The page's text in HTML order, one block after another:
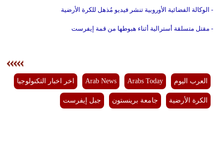
- الوكالة الفضائية الأوروبية تنشر فيديو مُذهل للكرة الأرضية
- مقتل متسلقة أسترالية أثناء هبوطها من قمة إيفرست
العرب اليوم Arabs Today
Arab News اخر اخبار التكنولوجيا
الكرة الأرضية جامعة برينستون جبل إيفرست